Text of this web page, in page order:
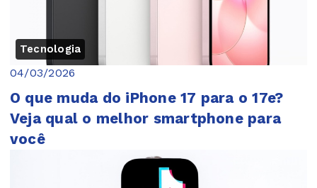
Tecnologia
04/03/2026
O que muda do iPhone 17 para o 17e?
Veja qual o melhor smartphone para
você